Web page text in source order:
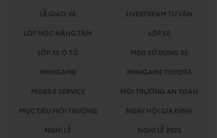
LỄ GIAO XE
LIVESTREAM TƯ VẤN
LỚP HỌC NÂNG TẦM
LỐP XE
LỐP XE Ô TÔ
MẸO SỬ DỤNG XE
MINIGAME
MINIGAME TOYOTA
MOBILE SERVICE
MÔI TRƯỜNG AN TOÀN
MỤC TIÊU MÔI TRƯỜNG
NGÀY HỘI GIA ĐÌNH
NGHỈ LỄ
NGHỈ LỄ 2025